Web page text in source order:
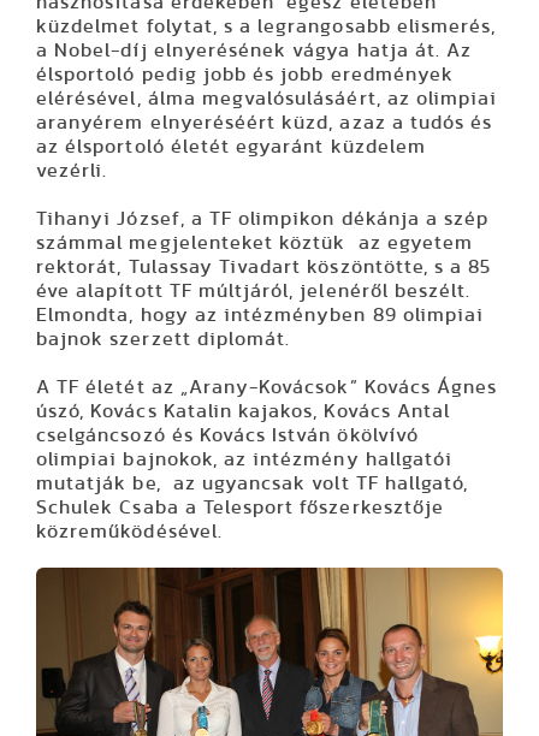
küzdelmet folytat, s a legrangosabb elismerés,
a Nobel-díj elnyerésének vágya hatja át. Az
élsportoló pedig jobb és jobb eredmények
elérésével, álma megvalósulásáért, az olimpiai
aranyérem elnyeréséért küzd, azaz a tudós és
az élsportoló életét egyaránt küzdelem
vezérli.
Tihanyi József , a TF olimpikon dékánja a szép
számmal megjelenteket köztük az egyetem
rektorát, Tulassay Tivadart köszöntötte, s a 85
éve alapított TF múltjáról, jelenéről beszélt.
Elmondta, hogy az intézményben 89 olimpiai
bajnok szerzett diplomát.
A TF életét az „Arany-Kovácsok” Kovács Ágnes
úszó,
Kovács Katalin kajakos, Kovács Antal
cselgáncsozó és Kovács István ökölvívó
olimpiai bajnokok, az intézmény hallgatói
mutatják be, az ugyancsak volt TF hallgató,
Schulek Csaba a Telesport főszerkesztője
közreműködésével.